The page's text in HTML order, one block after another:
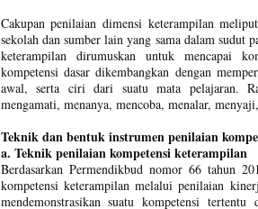
Cakupan penilaian dimensi keterampilan
sekolah dan sumber lain yang sama dalam
keterampilan dirumuskan untuk mencapai
kompetensi dasar dikembangkan dengan
awal, serta ciri dari suatu mata pelajaran.
mengamati, menanya, mencoba, menalar,
Teknik dan bentuk instrumen penilaian
a. Teknik penilaian kompetensi keterampilan
Berdasarkan Permendikbud nomor 66 tahun
kompetensi keterampilan melalui penilaian
mendemonstrasikan suatu kompetensi